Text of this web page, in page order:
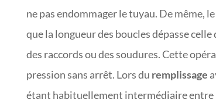
ne pas endommager le tuyau. De même,
que la longueur des boucles dépasse
des raccords ou des soudures. Cette
pression sans arrêt. Lors du remplissage
étant habituellement intermédiaire entre